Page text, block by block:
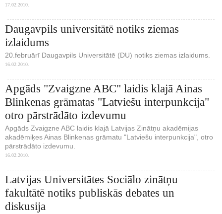
17.02.2010.
Daugavpils universitātē notiks ziemas
izlaidums
20.februārī Daugavpils Universitātē (DU) notiks ziemas izlaidums.
16.02.2010.
Apgāds "Zvaigzne ABC" laidis klajā Ainas
Blinkenas grāmatas "Latviešu interpunkcija"
otro pārstrādāto izdevumu
Apgāds Zvaigzne ABC laidis klajā Latvijas Zinātņu akadēmijas
akadēmiķes Ainas Blinkenas grāmatu "Latviešu interpunkcija", otro
pārstrādāto izdevumu.
16.02.2010.
Latvijas Universitātes Sociālo zinātņu
fakultātē notiks publiskās debates un
diskusija